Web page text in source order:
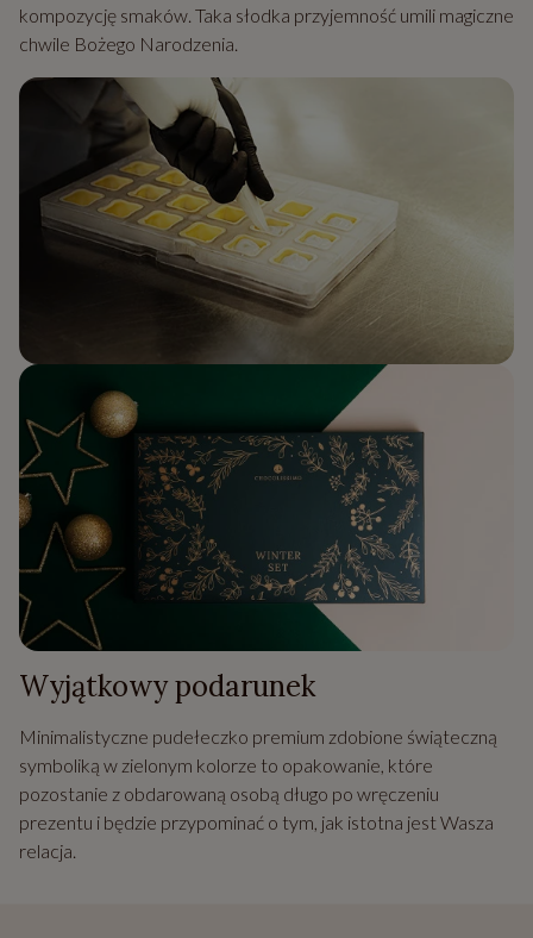
kompozycję smaków. Taka słodka przyjemność umili magiczne
chwile Bożego Narodzenia.
Wyjątkowy podarunek
Minimalistyczne pudełeczko premium zdobione świąteczną
symboliką w zielonym kolorze to opakowanie, które
pozostanie z obdarowaną osobą długo po wręczeniu
prezentu i będzie przypominać o tym, jak istotna jest Wasza
relacja.